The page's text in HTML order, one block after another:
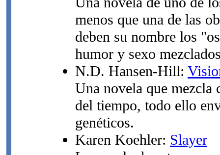
menos que una de las
deben su nombre los
humor y sexo
N.D. Hansen-Hill:
Una novela que mezcla
del tiempo, todo ello
genéticos.
Karen Koehler: Slayer